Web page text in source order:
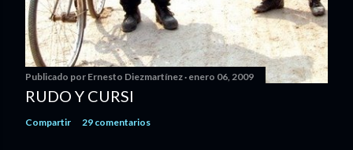
Publicado por Ernesto Diezmartínez enero 06, 2009
RUDO Y CURSI
Compartir 29 comentarios